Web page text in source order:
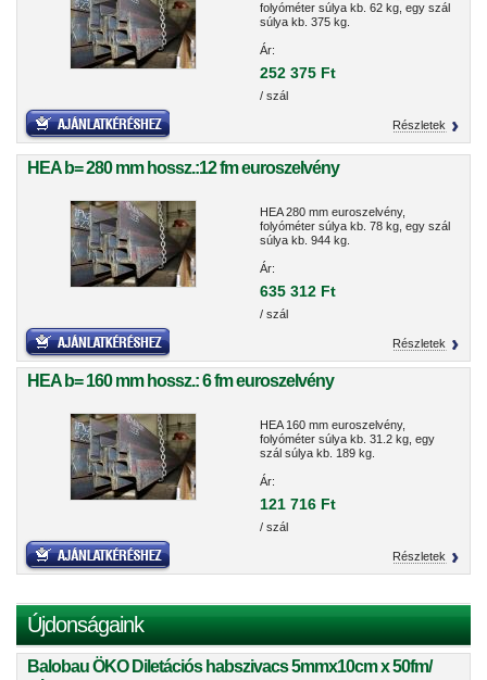
folyóméter súlya kb. 62 kg, egy szál
súlya kb. 375 kg.
Ár:
252 375 Ft
/ szál
Részletek
HEA b= 280 mm hossz.:12 fm euroszelvény
HEA 280 mm euroszelvény,
folyóméter súlya kb. 78 kg, egy szál
súlya kb. 944 kg.
Ár:
635 312 Ft
/ szál
Részletek
HEA b= 160 mm hossz.: 6 fm euroszelvény
HEA 160 mm euroszelvény,
folyóméter súlya kb. 31.2 kg, egy
szál súlya kb. 189 kg.
Ár:
121 716 Ft
/ szál
Részletek
Újdonságaink
Balobau ÖKO Diletációs habszivacs 5mmx10cm x 50fm/